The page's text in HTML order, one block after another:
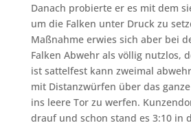
Danach probierte er es mit dem
um die Falken unter Druck zu
Maßnahme erwies sich aber bei
Falken Abwehr als völlig nutzlos,
ist sattelfest kann zweimal
mit Distanzwürfen über das
ins leere Tor zu werfen.
drauf und schon stand es 3:10 in